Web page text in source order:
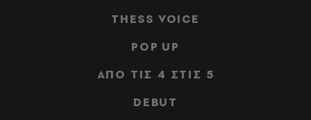
THESS VOICE
POP UP
ΑΠΟ ΤΙΣ 4 ΣΤΙΣ 5
DEBUT